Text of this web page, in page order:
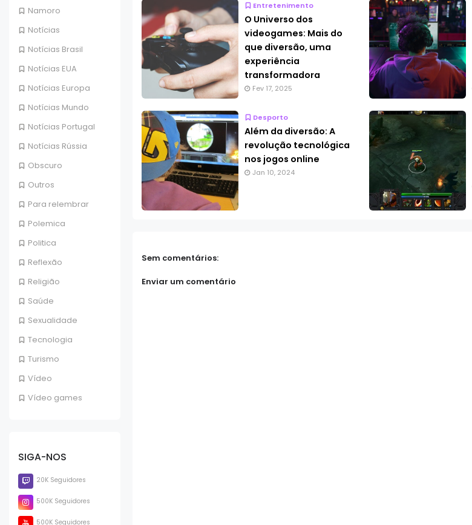
Namoro
Notícias
Notícias Brasil
Notícias EUA
Notícias Europa
Notícias Mundo
Notícias Portugal
Notícias Rússia
Obscuro
Outros
Para relembrar
Polemica
Politica
Reflexão
Religião
Saúde
Sexualidade
Tecnologia
Turismo
Vídeo
Vídeo games
SIGA-NOS
20K Seguidores
500K Seguidores
500K Seguidores
Entretenimento
O Universo dos
videogames: Mais do
que diversão, uma
experiência
transformadora
Fev 17, 2025
Desporto
Além da diversão: A
revolução tecnológica
nos jogos online
Jan 10, 2024
Sem comentários:
Enviar um comentário